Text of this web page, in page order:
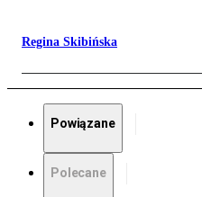
Regina Skibińska
Powiązane
Polecane